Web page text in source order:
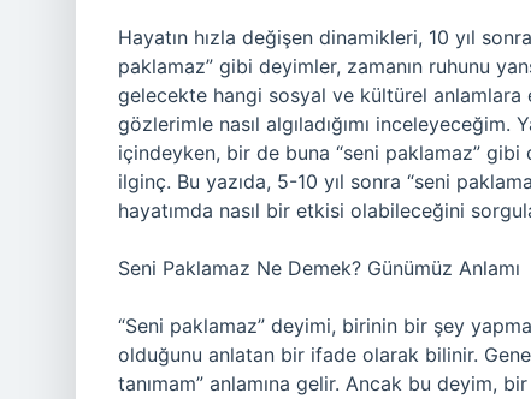
Hayatın hızla değişen dinamikleri, 10 yıl
paklamaz” gibi deyimler, zamanın ruhunu
gelecekte hangi sosyal ve kültürel
gözlerimle nasıl algıladığımı
içindeyken, bir de buna “seni paklamaz”
ilginç. Bu yazıda, 5-10 yıl sonra “seni
hayatımda nasıl bir etkisi olabileceğini
Seni Paklamaz Ne Demek? Günümüz Anlamı
“Seni paklamaz” deyimi, birinin bir şey
olduğunu anlatan bir ifade olarak bilinir.
tanımam” anlamına gelir. Ancak bu deyim,